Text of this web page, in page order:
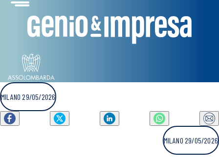
MILANO 29/05/2026
MILANO 29/05/2026